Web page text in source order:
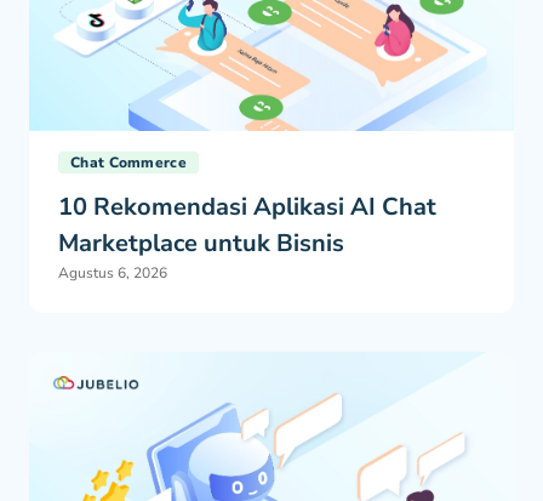
Chat Commerce
10 Rekomendasi Aplikasi AI Chat
Marketplace untuk Bisnis
Agustus 6, 2026